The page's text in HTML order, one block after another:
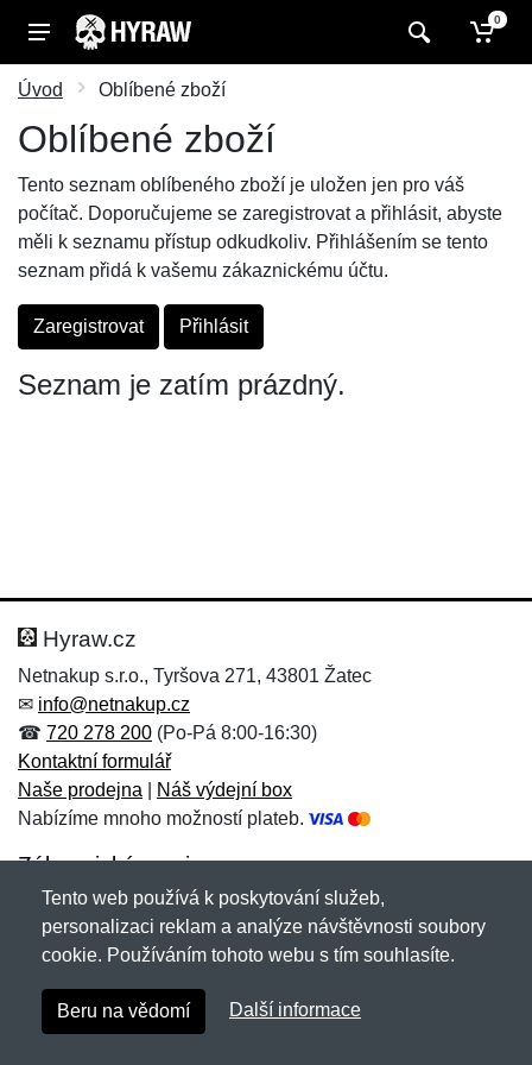
0
Úvod Oblíbené zboží
Oblíbené zboží
Tento seznam oblíbeného zboží je uložen jen pro váš
počítač. Doporučujeme se zaregistrovat a přihlásit, abyste
měli k seznamu přístup odkudkoliv. Přihlášením se tento
seznam přidá k vašemu zákaznickému účtu.
Zaregistrovat Přihlásit
Seznam je zatím prázdný.
Hyraw.cz
Netnakup s.r.o., Tyršova 271, 43801 Žatec
✉ info@netnakup.cz
☎ 720 278 200 (Po-Pá 8:00-16:30)
Kontaktní formulář
Naše prodejna
Náš výdejní box
Nabízíme mnoho možností plateb.
Zákaznický servis
Novinky emailem
Copyright © 2007-2026 (19 let s vámi)Netnakup.cz
NetIQ. Všechna práva vyhrazena.
Tento web používá k poskytování služeb,
personalizaci reklam a analýze návštěvnosti soubory
cookie. Používáním tohoto webu s tím souhlasíte.
Beru na vědomí Další informace